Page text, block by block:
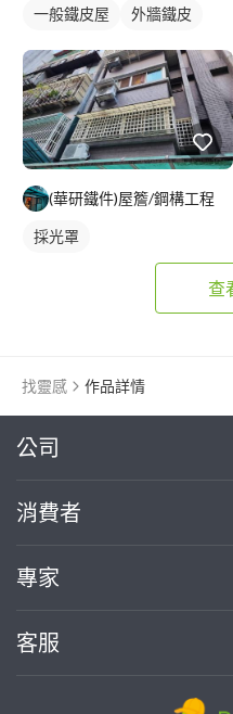
一般鐵皮屋 外牆鐵皮
(華研鐵件)屋簷/鋼構工程
採光罩
查
找靈感 作品詳情
公司
關於我們
部落格
加入我們
消費者
買服務
熱門服務
專家
案件中心
客服
繼續完成